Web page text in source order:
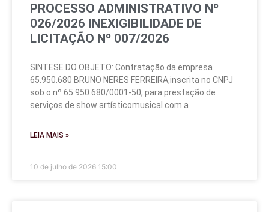
PROCESSO ADMINISTRATIVO Nº
026/2026 INEXIGIBILIDADE DE
LICITAÇÃO Nº 007/2026
SINTESE DO OBJETO: Contratação da empresa
65.950.680 BRUNO NERES FERREIRA,inscrita no CNPJ
sob o nº 65.950.680/0001-50, para prestação de
serviços de show artísticomusical com a
LEIA MAIS »
10 de julho de 2026 15:00